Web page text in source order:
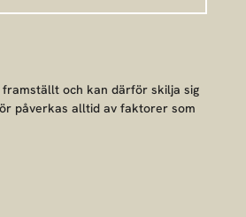
och kan därför skilja sig
påverkas alltid av faktorer som